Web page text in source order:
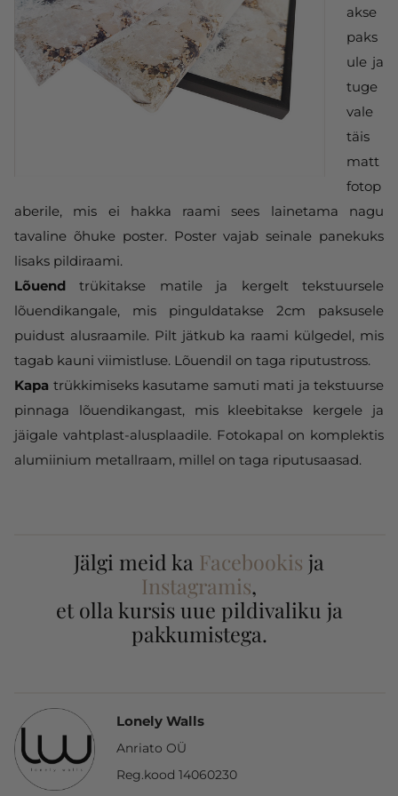
akse
paks
ule ja
tuge
vale
täis
matt
fotop
aberile, mis ei hakka raami sees lainetama nagu
tavaline õhuke poster. Poster vajab seinale panekuks
lisaks pildiraami.
Lõuend trükitakse matile ja kergelt tekstuursele
lõuendikangale, mis pinguldatakse 2cm paksusele
puidust alusraamile. Pilt jätkub ka raami külgedel, mis
tagab kauni viimistluse. Lõuendil on taga riputustross.
Kapa trükkimiseks kasutame samuti mati ja tekstuurse
pinnaga lõuendikangast, mis kleebitakse kergele ja
jäigale vahtplast-alusplaadile. Fotokapal on komplektis
alumiinium metallraam, millel on taga riputusaasad.
Jälgi meid ka Facebookis ja
Instagramis,
et olla kursis uue pildivaliku ja
pakkumistega.
Lonely Walls
Anriato OÜ
Reg.kood 14060230